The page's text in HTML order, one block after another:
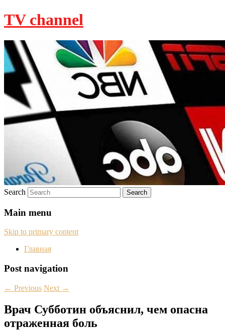
TV channel
Search
Main menu
Skip to primary content
Главная
Post navigation
← Previous Next →
Врач Субботин объяснил, чем опасна
отраженная боль